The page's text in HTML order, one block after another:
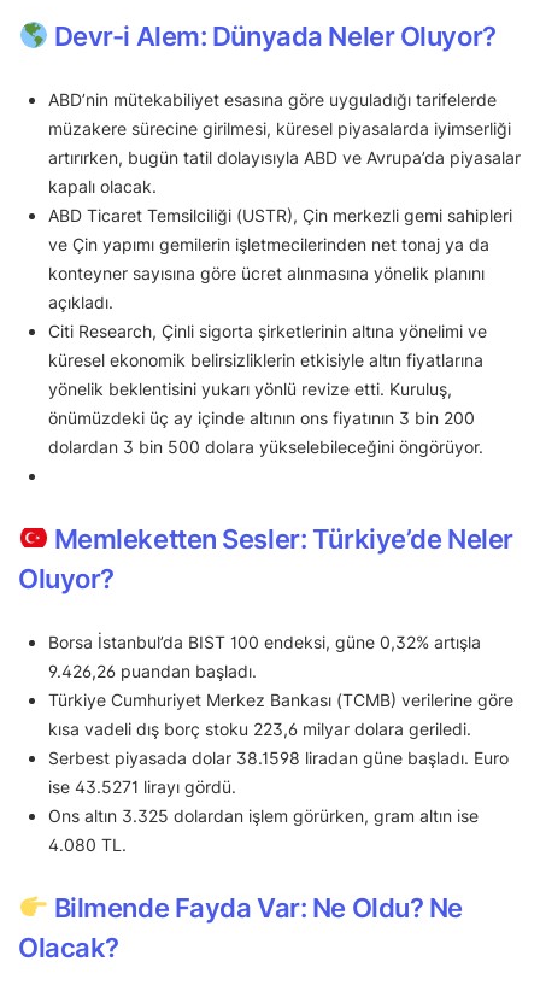
Devr-i Alem: Dünyada Neler Oluyor?
ABD’nin mütekabiliyet esasına göre uyguladığı tarifelerde
müzakere sürecine girilmesi, küresel piyasalarda iyimserliği
artırırken, bugün tatil dolayısıyla ABD ve Avrupa’da piyasalar
kapalı olacak.
ABD Ticaret Temsilciliği (USTR), Çin merkezli gemi sahipleri
ve Çin yapımı gemilerin işletmecilerinden net tonaj ya da
konteyner sayısına göre ücret alınmasına yönelik planını
açıkladı.
Citi Research, Çinli sigorta şirketlerinin altına yönelimi ve
küresel ekonomik belirsizliklerin etkisiyle altın fiyatlarına
yönelik beklentisini yukarı yönlü revize etti. Kuruluş,
önümüzdeki üç ay içinde altının ons fiyatının 3 bin 200
dolardan 3 bin 500 dolara yükselebileceğini öngörüyor.
Memleketten Sesler: Türkiye’de Neler
Oluyor?
Borsa İstanbul’da BIST 100 endeksi, güne 0,32% artışla
9.426,26 puandan başladı.
Türkiye Cumhuriyet Merkez Bankası (TCMB) verilerine göre
kısa vadeli dış borç stoku 223,6 milyar dolara geriledi.
Serbest piyasada dolar 38.1598 liradan güne başladı. Euro
ise 43.5271 lirayı gördü.
Ons altın 3.325 dolardan işlem görürken, gram altın ise
4.080 TL.
Bilmende Fayda Var: Ne Oldu? Ne
Olacak?